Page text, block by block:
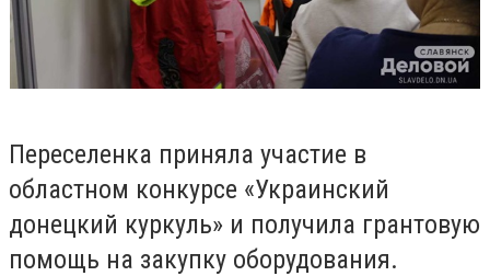
Переселенка приняла участие в
областном конкурсе «Украинский
донецкий куркуль» и получила грантовую
помощь на закупку оборудования.